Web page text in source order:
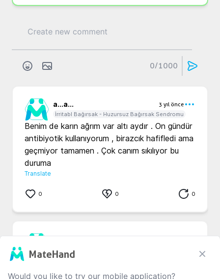
0/1000
a...a...
3 yıl önce
İrritabl Bağırsak - Huzursuz Bağırsak Sendromu
Benim de karın ağrım var altı aydır . On gündür
antibiyotik kullanıyorum , birazcık hafifledi ama
geçmiyor tamamen . Çok canım sıkılıyor bu
duruma
Translate
0 0 0
O...M...
İrritabl Bağırsak - Huzursuz Bağırsak Sendromu
Ben de yaşıyordum biraz nefes eğzersizi
yapınca rahatlatıyor icinizden 4 e kadar
MateHand
Would you like to try our mobile application?